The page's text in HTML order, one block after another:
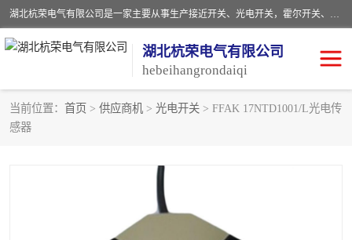
湖北杭荣电气有限公司是一家主要从事生产接近开关、光电开关，霍尔开关、两级跑偏开关、双向拉绳开关、速度监测器、皮带打滑开关、阻旋式料位开关、皮带纵向撕裂开关、溜槽堵塞开关、声光报警器、矿用磁性井筒开关等，主营行业：电气设备、仪器仪表制造, 高低压电器，成套电气设备，矿用防爆机电设备，皮带机综合保护系统，防爆电器，传感器，工矿配件，电器配件，自动化工业机器人的研发，制造，加工销售。
湖北杭荣电气有限公司
hebeihangrondaiqi
当前位置： 首页 > 供应商机 > 光电开关 > FFAK 17NTD1001/L光电传
感器
阻旋料位开关
声光报警器